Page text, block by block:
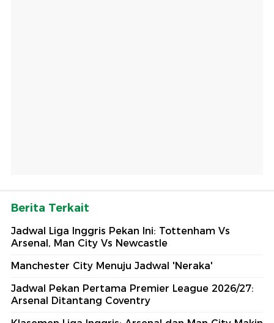
Berita Terkait
Jadwal Liga Inggris Pekan Ini: Tottenham Vs
Arsenal, Man City Vs Newcastle
Manchester City Menuju Jadwal 'Neraka'
Jadwal Pekan Pertama Premier League 2026/27:
Arsenal Ditantang Coventry